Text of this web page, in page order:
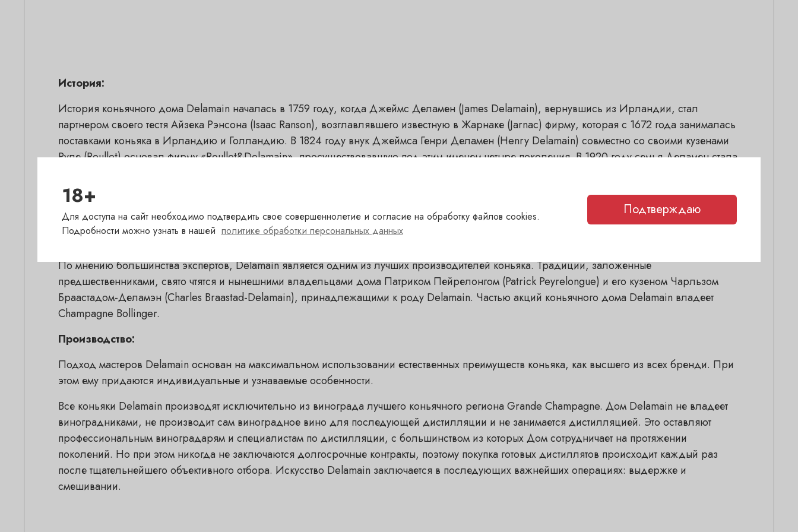
История:
История коньячного дома Delamain началась в 1759 году, когда Джеймс Деламен (James Delamain), вернувшись из Ирландии, стал
партнером своего тестя Айзека Рэнсона (Isaac Ranson), возглавлявшего известную в Жарнаке (Jarnac) фирму, которая с 1672 года занималась
поставками коньяка в Ирландию и Голландию. В 1824 году внук Джеймса Генри Деламен (Henry Delamain) совместно со своими кузенами
Руле (Roullet) основал фирму «Roullet&Delamain», просуществовавшую под этим именем четыре поколения. В 1920 году семья Деламен стала
По мнению большинства экспертов, Delamain является одним из лучших производителей коньяка. Традиции, заложенные
предшественниками, свято чтятся и нынешними владельцами дома Патриком Пейрелонгом (Patrick Peyrelongue) и его кузеном Чарльзом
Браастадом-Деламэн (Charles Braastad-Delamain), принадлежащими к роду Delamain. Частью акций коньячного дома Delamain владеет
Champagne Bollinger.
Производство:
Подход мастеров Delamain основан на максимальном использовании естественных преимуществ коньяка, как высшего из всех бренди. При
этом ему придаются индивидуальные и узнаваемые особенности.
Все коньяки Delamain производят исключительно из винограда лучшего коньячного региона Grande Champagne. Дом Delamain не владеет
виноградниками, не производит сам виноградное вино для последующей дистилляции и не занимается дистилляцией. Это оставляют
профессиональным виноградарям и специалистам по дистилляции, с большинством из которых Дом сотрудничает на протяжении
поколений. Но при этом никогда не заключаются долгосрочные контракты, поэтому покупка готовых дистиллятов происходит каждый раз
после тщательнейшего объективного отбора. Искусство Delamain заключается в последующих важнейших операциях: выдержке и
смешивании.
18+
Для доступа на сайт необходимо подтвердить свое совершеннолетие и согласие на обработку файлов cookies.
Подробности можно узнать в нашей политике обработки персональных данных
Подтверждаю